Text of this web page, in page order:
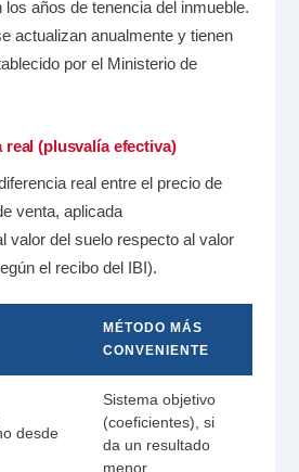
años de tenencia del inmueble.
actualizan anualmente y tienen
por el Ministerio de
real (plusvalía efectiva)
real entre el precio de
venta, aplicada
valor del suelo respecto al valor
el recibo del IBI).
MÉTODO MÁS
CONVENIENTE
desde
Sistema objetivo
(coeficientes), si
da un resultado
menor